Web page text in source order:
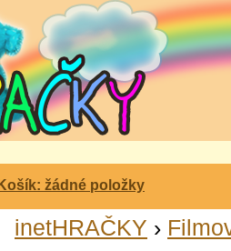
Košík: žádné položky
inetHRAČKY ›